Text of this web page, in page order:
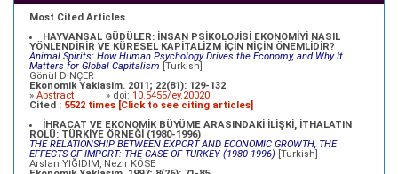
XVII. YÜZYILDA OSMANLILAR VE MERKANTİLİSTLER
English Title Not Available [Turkish Title:XVII. YÜZYILDA OSMANLILAR VE
Mehmet BULUT
Ekonomik Yaklasim. 2000; 11(39): 23-35
»Abstract » doi:10.5455/ey.10334
Most Cited Articles
HAYVANSAL GÜDÜLER: İNSAN PSİKOLOJİSİ EKONOMİYİ NASIL
YÖNLENDİRİR VE KÜRESEL KAPİTALİZM İÇİN NİÇİN ÖNEMLİDİR?
Animal Spirits: How Human Psychology Drives the Economy, and Why It
Matters for Global Capitalism [Turkish]
Gönül DİNÇER
Ekonomik Yaklasim. 2011; 22(81): 129-132
» Abstract » doi: 10.5455/ey.20020
Cited : 5522 times [Click to see citing articles]
İHRACAT VE EKONOMİK BÜYÜME ARASINDAKİ İLİŞKİ, İTHALATIN
ROLÜ: TÜRKİYE ÖRNEĞİ (1980-1996)
THE RELATIONSHIP BETWEEN EXPORT AND ECONOMIC GROWTH, THE
EFFECTS OF IMPORT: THE CASE OF TURKEY (1980-1996) [Turkish]
Arslan YIĞIDIM, Nezir KÖSE